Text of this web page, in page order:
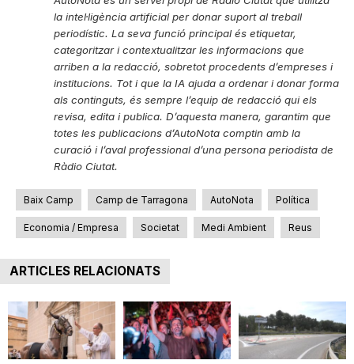
la intel·ligència artificial per donar suport al treball
periodístic. La seva funció principal és etiquetar,
categoritzar i contextualitzar les informacions que
arriben a la redacció, sobretot procedents d’empreses i
institucions. Tot i que la IA ajuda a ordenar i donar forma
als continguts, és sempre l’equip de redacció qui els
revisa, edita i publica. D’aquesta manera, garantim que
totes les publicacions d’AutoNota comptin amb la
curació i l’aval professional d’una persona periodista de
Ràdio Ciutat.
Baix Camp Camp de Tarragona AutoNota Política
Economia / Empresa Societat Medi Ambient Reus
ARTICLES RELACIONATS